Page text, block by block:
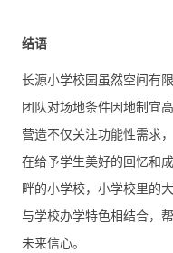
结语
长源小学校园虽然空间有
团队对场地条件因地制宜
营造不仅关注功能性需求
在给予学生美好的回忆和
畔的小学校，小学校里的
与学校办学特色相结合，
未来信心。